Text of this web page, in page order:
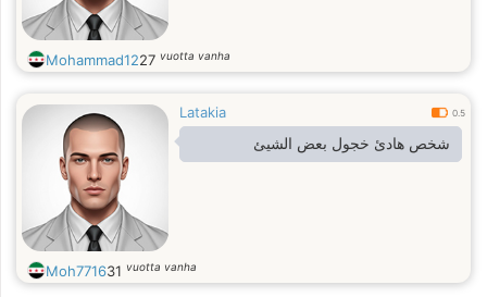
Mohammad1227 vuotta vanha
Latakia 0.5
شخص هادئ خجول بعض الشيئ
Moh771631 vuotta vanha